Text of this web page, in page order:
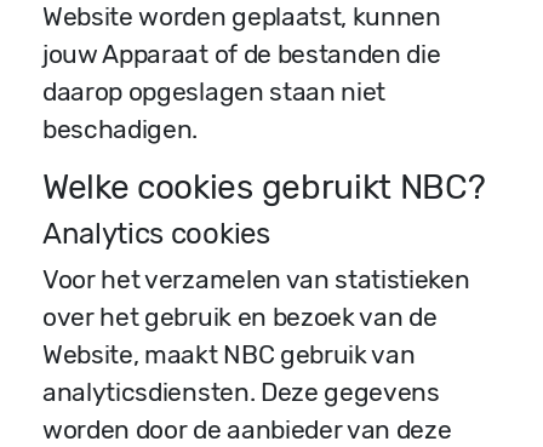
Website worden geplaatst, kunnen
jouw Apparaat of de bestanden die
daarop opgeslagen staan niet
beschadigen.
Welke cookies gebruikt NBC?
Analytics cookies
Voor het verzamelen van statistieken
over het gebruik en bezoek van de
Website, maakt NBC gebruik van
analyticsdiensten. Deze gegevens
worden door de aanbieder van deze